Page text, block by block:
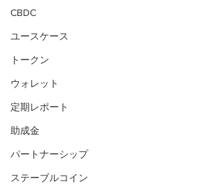
CBDC
ユースケース
トークン
ウォレット
定期レポート
助成金
パートナーシップ
ステーブルコイン